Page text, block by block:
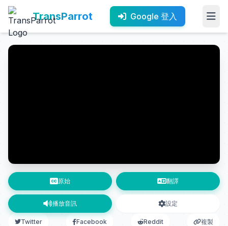
TransParrot Google 登入
原始 翻譯
播放音訊 設定
Twitter Facebook Reddit 複製